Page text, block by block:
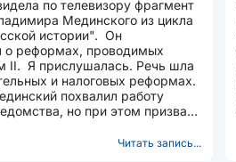
по телевизору фрагмент
Мединского из цикла
истории". Он
о реформах, проводимых
II. Я прислушалась. Речь шла
и налоговых реформах.
похвалил работу
но при этом призвал
Читать запись...